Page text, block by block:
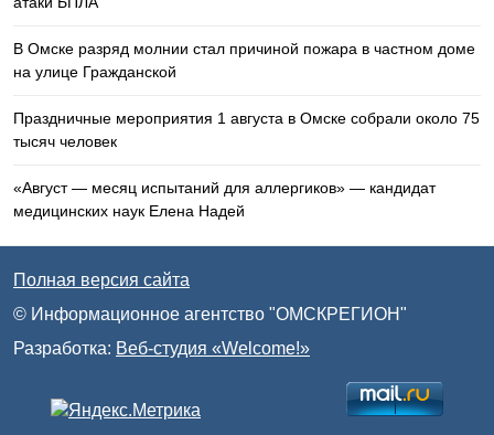
В Омске разряд молнии стал причиной пожара в частном доме
на улице Гражданской
Праздничные мероприятия 1 августа в Омске собрали около 75
тысяч человек
«Август — месяц испытаний для аллергиков» — кандидат
медицинских наук Елена Надей
Полная версия сайта
© Информационное агентство "ОМСКРЕГИОН"
Разработка: Веб-студия «Welcome!»